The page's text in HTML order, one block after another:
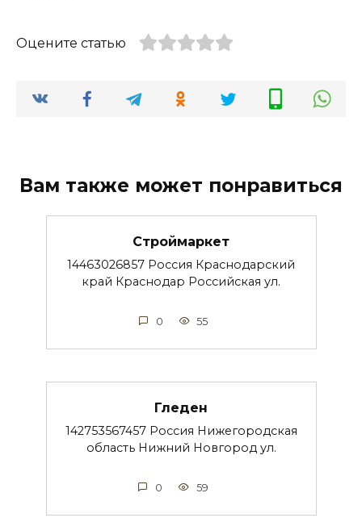
Оцените статью
Вам также может понравиться
Строймаркет
14463026857 Россия Краснодарский
край Краснодар Российская ул.
0 55
Гледен
142753567457 Россия Нижегородская
область Нижний Новгород ул.
0 59